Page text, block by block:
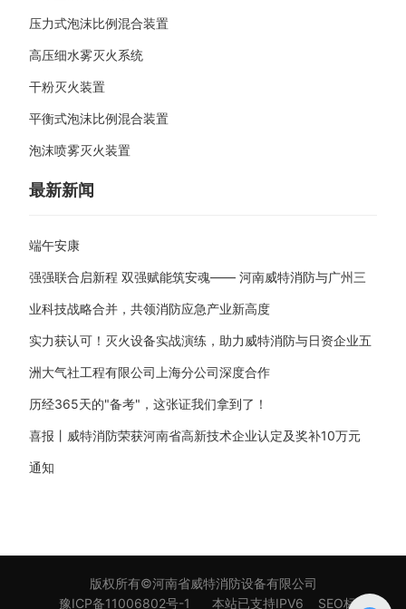
压力式泡沫比例混合装置
高压细水雾灭火系统
干粉灭火装置
平衡式泡沫比例混合装置
泡沫喷雾灭火装置
最新新闻
端午安康
强强联合启新程 双强赋能筑安魂—— 河南威特消防与广州三
业科技战略合并，共领消防应急产业新高度
实力获认可！灭火设备实战演练，助力威特消防与日资企业五
洲大气社工程有限公司上海分公司深度合作
历经365天的"备考"，这张证我们拿到了！
喜报丨威特消防荣获河南省高新技术企业认定及奖补10万元
通知
版权所有©河南省威特消防设备有限公司
豫ICP备11006802号-1
本站已支持IPV6 SEO标签